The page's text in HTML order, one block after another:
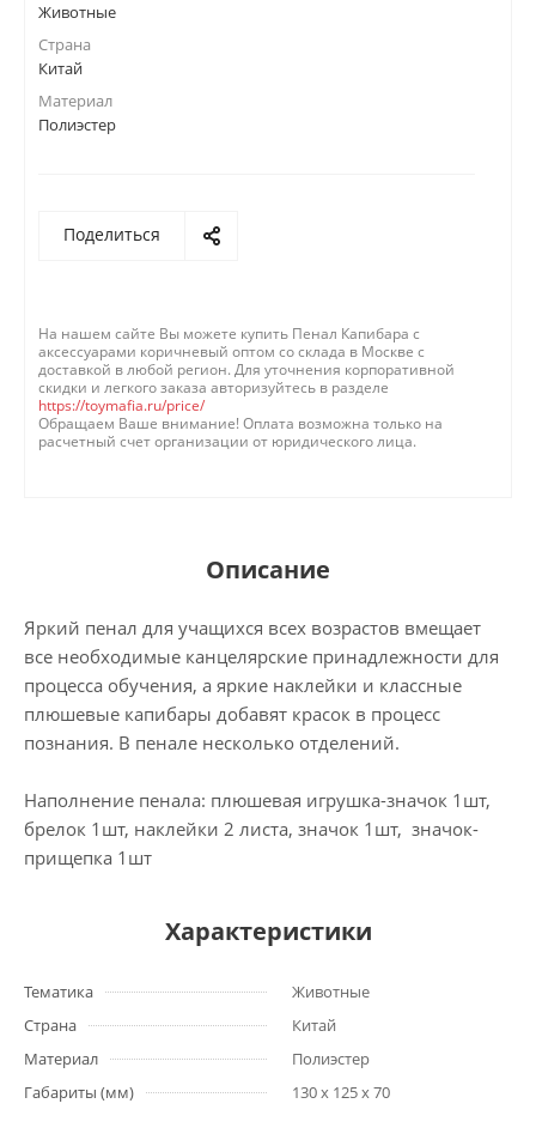
Животные
Страна
Китай
Материал
Полиэстер
Поделиться
На нашем сайте Вы можете купить Пенал Капибара с
аксессуарами коричневый оптом со склада в Москве с
доставкой в любой регион. Для уточнения корпоративной
скидки и легкого заказа авторизуйтесь в разделе
https://toymafia.ru/price/
Обращаем Ваше внимание! Оплата возможна только на
расчетный счет организации от юридического лица.
Описание
Яркий пенал для учащихся всех возрастов вмещает
все необходимые канцелярские принадлежности для
процесса обучения, а яркие наклейки и классные
плюшевые капибары добавят красок в процесс
познания. В пенале несколько отделений.
Наполнение пенала: плюшевая игрушка-значок 1шт,
брелок 1шт, наклейки 2 листа, значок 1шт, значок-
прищепка 1шт
Характеристики
Тематика
Животные
Страна
Китай
Материал
Полиэстер
Габариты (мм)
130 x 125 x 70